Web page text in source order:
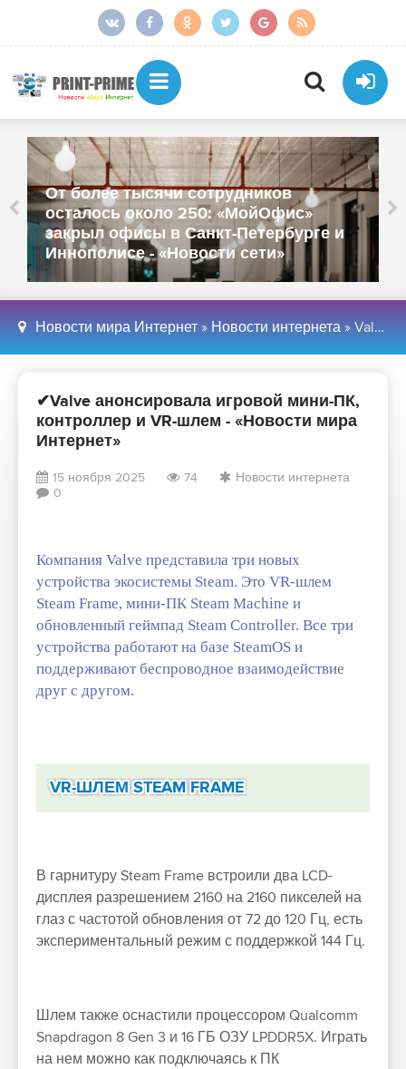
От более тысячи сотрудников
осталось около 250: «МойОфис»
закрыл офисы в Санкт-Петербурге и
Иннополисе - «Новости сети»
Новости мира Интернет » Новости интернета » Valve анонсировала игровой мини-ПК, контроллер и VR-шлем - «Новости мира Интернет»
✔Valve анонсировала игровой мини-ПК,
контроллер и VR-шлем - «Новости мира
Интернет»
15 ноября 2025 74
Новости интернета
0
Компания Valve представила три новых
устройства экосистемы Steam. Это VR-шлем
Steam Frame, мини-ПК Steam Machine и
обновленный геймпад Steam Controller. Все три
устройства работают на базе SteamOS и
поддерживают беспроводное взаимодействие
друг с другом.​
VR-ШЛЕМ STEAM FRAME
В гарнитуру Steam Frame встроили два LCD-
дисплея разрешением 2160 на 2160 пикселей на
глаз с частотой обновления от 72 до 120 Гц, есть
экспериментальный режим с поддержкой 144 Гц.
Шлем также оснастили процессором Qualcomm
Snapdragon 8 Gen 3 и 16 ГБ ОЗУ LPDDR5X. Играть
на нем можно как подключаясь к ПК